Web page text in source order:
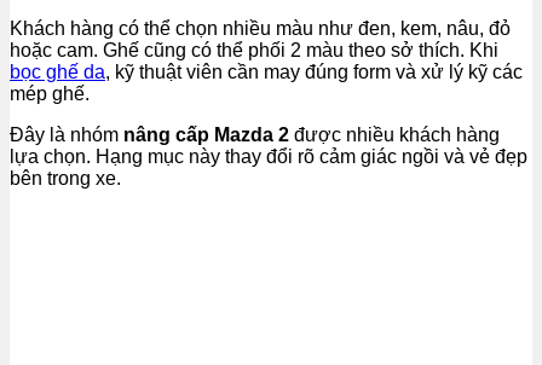
Khách hàng có thể chọn nhiều màu như đen, kem, nâu, đỏ
hoặc cam. Ghế cũng có thể phối 2 màu theo sở thích. Khi
bọc ghế da, kỹ thuật viên cần may đúng form và xử lý kỹ các
mép ghế.
Đây là nhóm nâng cấp Mazda 2 được nhiều khách hàng
lựa chọn. Hạng mục này thay đổi rõ cảm giác ngồi và vẻ đẹp
bên trong xe.